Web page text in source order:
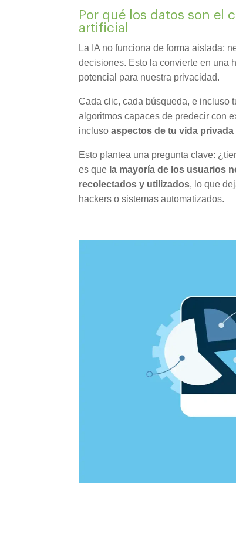
Por qué los datos son el
artificial
La IA no funciona de forma aislada;
decisiones. Esto la convierte en una
potencial para nuestra privacidad.
Cada clic, cada búsqueda, e incluso
algoritmos capaces de predecir con
inclusoaspectos de tu vida
Esto plantea una pregunta clave:
es que la mayoría de los usuarios
recolectados y utilizados, lo que
hackers o sistemas automatizados.